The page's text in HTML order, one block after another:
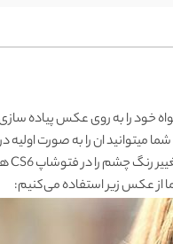
را به روی عکس پیاده سازی
ان را به صورت اولیه در
از عکس زیر استفاده می‌کنیم: